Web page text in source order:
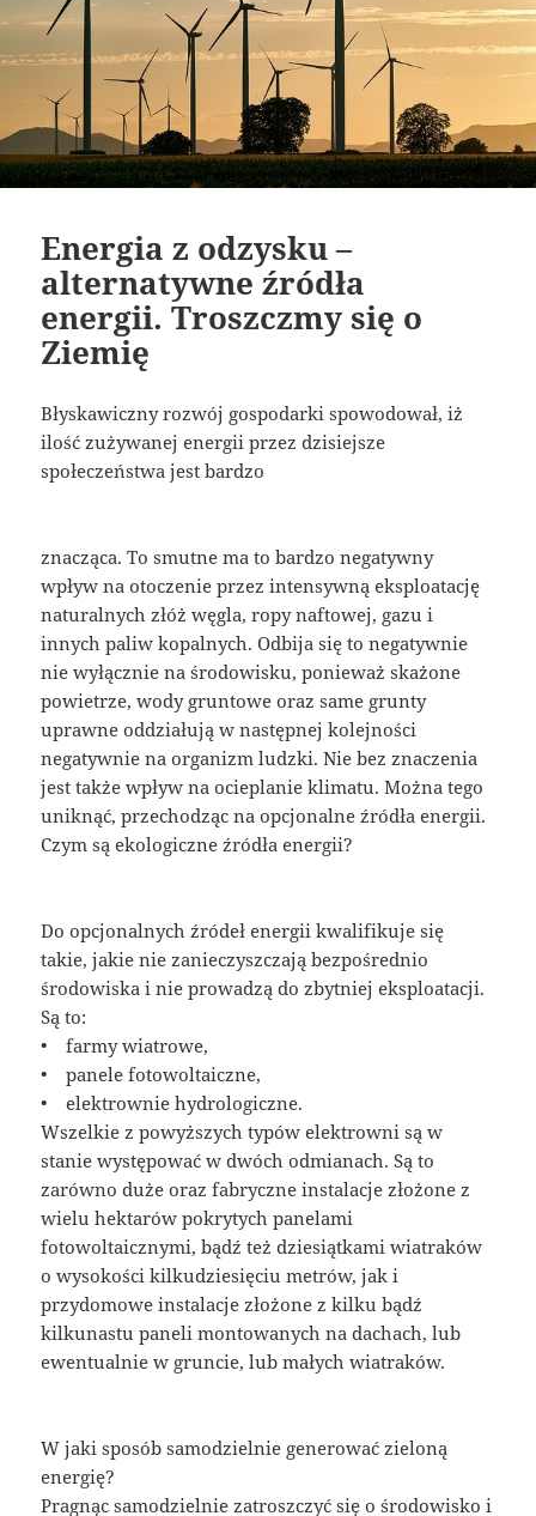
Energia z odzysku –
alternatywne źródła
energii. Troszczmy się o
Ziemię
Błyskawiczny rozwój gospodarki spowodował, iż
ilość zużywanej energii przez dzisiejsze
społeczeństwa jest bardzo
znacząca. To smutne ma to bardzo negatywny
wpływ na otoczenie przez intensywną eksploatację
naturalnych złóż węgla, ropy naftowej, gazu i
innych paliw kopalnych. Odbija się to negatywnie
nie wyłącznie na środowisku, ponieważ skażone
powietrze, wody gruntowe oraz same grunty
uprawne oddziałują w następnej kolejności
negatywnie na organizm ludzki. Nie bez znaczenia
jest także wpływ na ocieplanie klimatu. Można tego
uniknąć, przechodząc na opcjonalne źródła energii.
Czym są ekologiczne źródła energii?
Do opcjonalnych źródeł energii kwalifikuje się
takie, jakie nie zanieczyszczają bezpośrednio
środowiska i nie prowadzą do zbytniej eksploatacji.
Są to:
• farmy wiatrowe,
• panele fotowoltaiczne,
• elektrownie hydrologiczne.
Wszelkie z powyższych typów elektrowni są w
stanie występować w dwóch odmianach. Są to
zarówno duże oraz fabryczne instalacje złożone z
wielu hektarów pokrytych panelami
fotowoltaicznymi, bądź też dziesiątkami wiatraków
o wysokości kilkudziesięciu metrów, jak i
przydomowe instalacje złożone z kilku bądź
kilkunastu paneli montowanych na dachach, lub
ewentualnie w gruncie, lub małych wiatraków.
W jaki sposób samodzielnie generować zieloną
energię?
Pragnąc samodzielnie zatroszczyć się o środowisko i